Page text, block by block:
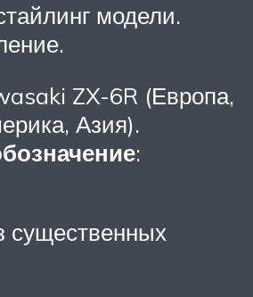
модели.
ZX-6R (Европа,
Азия).
:
существенных